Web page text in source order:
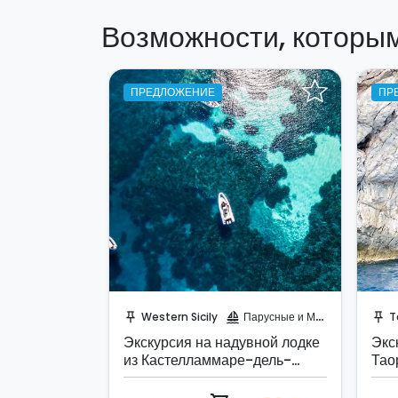
Возможности,
ПРЕДЛОЖЕНИЕ
push_pin Western Sicily sailing Парусные и Моторные яхты
Экскурсия на надувной лодке
из Кастелламмаре-дель-
Гольфо.
push_pin